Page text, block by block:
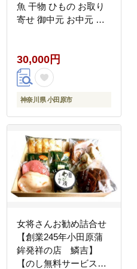
魚 干物 ひもの お取り
寄せ 御中元 お中元 お
答品 贈答用 ギフト 定
番 神奈川県 小田原市
】
30,000円
神奈川県 小田原市
女将さんお勧め詰合せ
【創業245年小田原蒲
鉾発祥の店 鱗吉】
【のし無料サービス】